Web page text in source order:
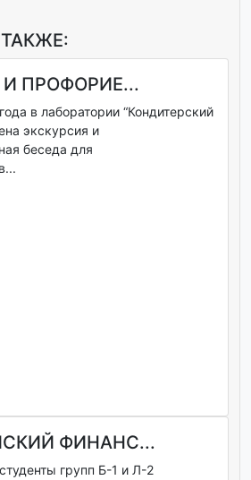
ПРОФОРИЕ...
в лаборатории “Кондитерский
экскурсия и
беседа для
ФИНАНС...
групп Б-1 и Л-2